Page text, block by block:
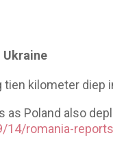
Ukraine
kilometer diep
as Poland also
romania-